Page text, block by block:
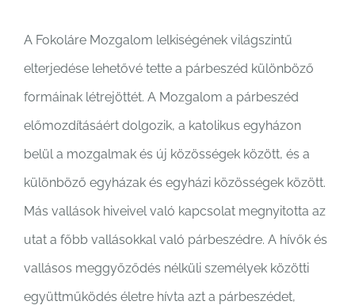
Párbeszédben
Az egység kultúrája
A Fokoláre Mozgalom lelkiségének világszintű
elterjedése lehetővé tette a párbeszéd különböző
formáinak létrejöttét. A Mozgalom a párbeszéd
előmozdításáért dolgozik, a katolikus egyházon
belül a mozgalmak és új közösségek között, és a
különböző egyházak és egyházi közösségek között.
Más vallások hiveivel való kapcsolat megnyitotta az
utat a főbb vallásokkal való párbeszédre. A hívők és
vallásos meggyőződés nélküli személyek közötti
együttműködés életre hívta azt a párbeszédet,